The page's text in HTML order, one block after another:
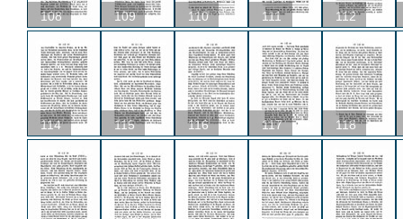
108 109 110 111 112
114 115 116 117 118